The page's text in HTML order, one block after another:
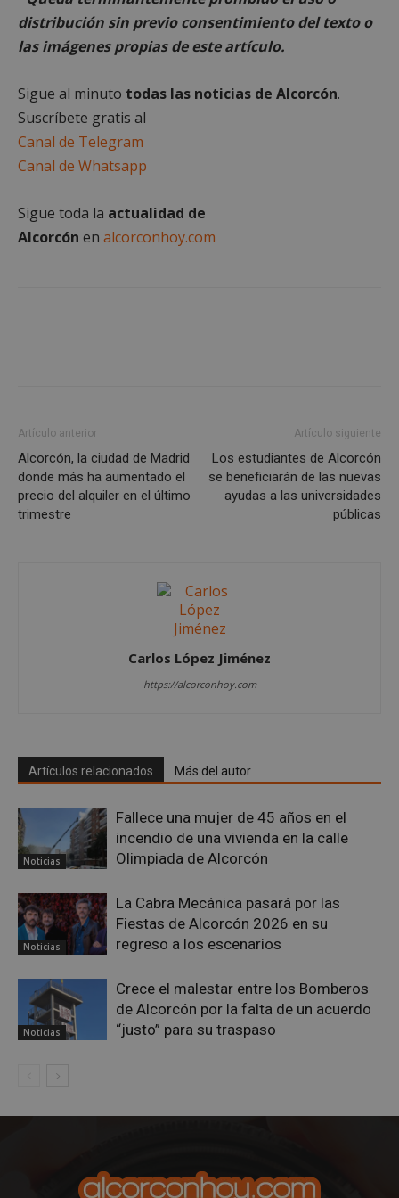
distribución sin previo consentimiento del texto o
las imágenes propias de este artículo.
Sigue al minuto todas las noticias de Alcorcón.
Suscríbete gratis al
Canal de Telegram
Canal de Whatsapp
Sigue toda la actualidad de
Alcorcón en alcorconhoy.com
Artículo anterior
Alcorcón, la ciudad de Madrid
donde más ha aumentado el
precio del alquiler en el último
trimestre
Artículo siguiente
Los estudiantes de Alcorcón
se beneficiarán de las nuevas
ayudas a las universidades
públicas
Carlos López Jiménez
https://alcorconhoy.com
Artículos relacionados Más del autor
Noticias
Fallece una mujer de 45 años en el
incendio de una vivienda en la calle
Olimpiada de Alcorcón
Noticias
La Cabra Mecánica pasará por las
Fiestas de Alcorcón 2026 en su
regreso a los escenarios
Noticias
Crece el malestar entre los Bomberos
de Alcorcón por la falta de un acuerdo
“justo” para su traspaso
estrictamente
necesarias
rendimiento
Cookies de
preferencias
Cookies de
funcionalidad
Cookies no clasificadas
Las cookies estrictamente necesarias permiten la
inicio de sesión de usuario y la gestión de cuentas.
El sitio web no se puede utilizar correctamente sin
las cookies estrictamente necesarias.
AWSALBCORS
Amazon.com
Inc.
embed.bsky.app
Privacy Policy